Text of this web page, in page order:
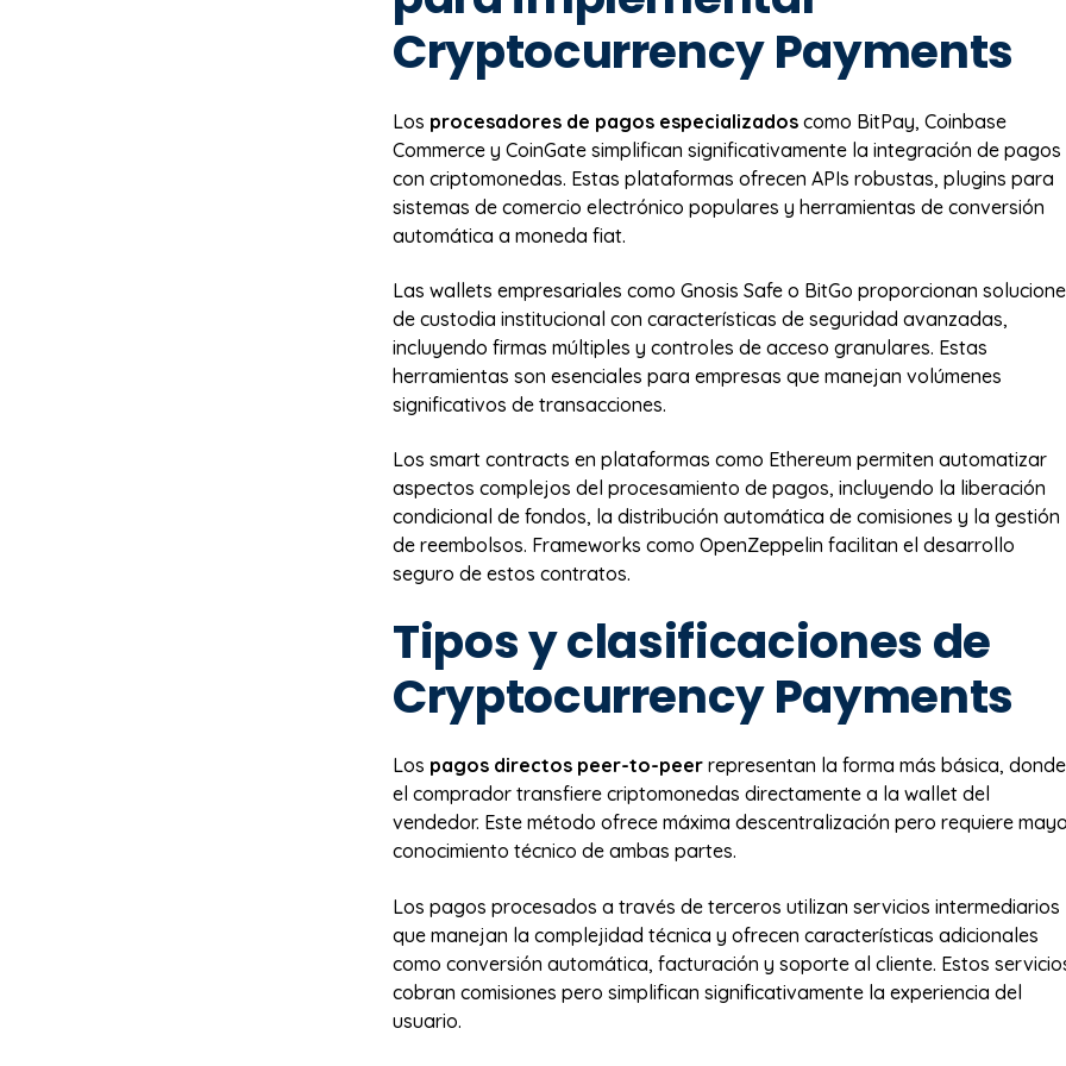
Cryptocurrency Payments
Los procesadores de pagos especializados como BitPay, Coinbase
Commerce y CoinGate simplifican significativamente la integración de pagos
con criptomonedas. Estas plataformas ofrecen APIs robustas, plugins para
sistemas de comercio electrónico populares y herramientas de conversión
automática a moneda fiat.
Las wallets empresariales como Gnosis Safe o BitGo proporcionan
de custodia institucional con características de seguridad avanzadas,
incluyendo firmas múltiples y controles de acceso granulares. Estas
herramientas son esenciales para empresas que manejan volúmenes
significativos de transacciones.
Los smart contracts en plataformas como Ethereum permiten automatizar
aspectos complejos del procesamiento de pagos, incluyendo la liberación
condicional de fondos, la distribución automática de comisiones y la gestión
de reembolsos. Frameworks como OpenZeppelin facilitan el desarrollo
seguro de estos contratos.
Tipos y clasificaciones de
Cryptocurrency Payments
Los pagos directos peer-to-peer representan la forma más básica, donde
el comprador transfiere criptomonedas directamente a la wallet del
vendedor. Este método ofrece máxima descentralización pero requiere
conocimiento técnico de ambas partes.
Los pagos procesados a través de terceros utilizan servicios intermediarios
que manejan la complejidad técnica y ofrecen características adicionales
como conversión automática, facturación y soporte al cliente. Estos
cobran comisiones pero simplifican significativamente la experiencia del
usuario.